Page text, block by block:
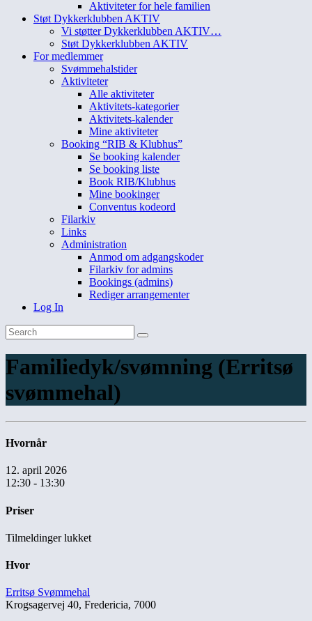
Aktiviteter for hele familien
Støt Dykkerklubben AKTIV
Vi støtter Dykkerklubben AKTIV…
Støt Dykkerklubben AKTIV
For medlemmer
Svømmehalstider
Aktiviteter
Alle aktiviteter
Aktivitets-kategorier
Aktivitets-kalender
Mine aktiviteter
Booking “RIB & Klubhus”
Se booking kalender
Se booking liste
Book RIB/Klubhus
Mine bookinger
Conventus kodeord
Filarkiv
Links
Administration
Anmod om adgangskoder
Filarkiv for admins
Bookings (admins)
Rediger arrangementer
Log In
Familiedyk/svømning (Erritsø
svømmehal)
Hvornår
12. april 2026
12:30 - 13:30
Priser
Tilmeldinger lukket
Hvor
Erritsø Svømmehal
Krogsagervej 40, Fredericia, 7000